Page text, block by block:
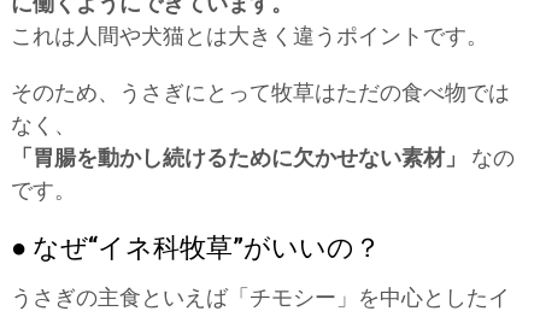
これは人間や犬猫とは大きく違うポイントです。
そのため、うさぎにとって牧草はただの食べ物では
なく、
「胃腸を動かし続けるために欠かせない素材」
なの
です。
● なぜ“イネ科牧草”がいいの？
うさぎの主食といえば「チモシー」を中心としたイ